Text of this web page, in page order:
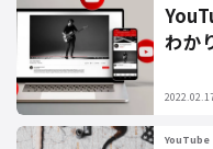
わか
YouTube